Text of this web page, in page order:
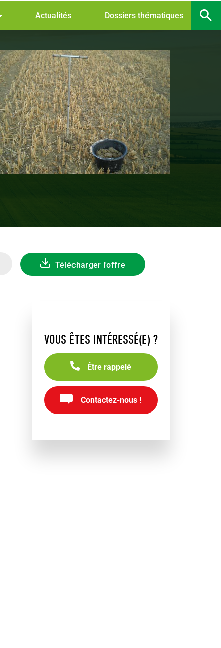
Actualités Dossiers thématiques
Télécharger l'offre
VOUS ÊTES INTÉRESSÉ(E) ?
Être rappelé
Contactez-nous !